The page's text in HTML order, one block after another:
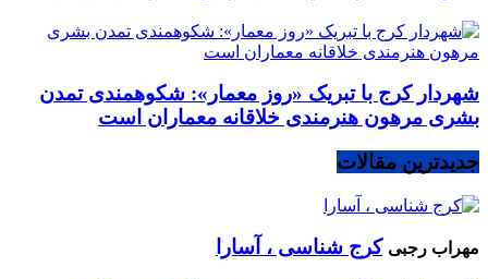
شهردار کرج با تبریک «روز معمار»: شکوهمندی تمدن
بشری مرهون هنرمندی خلاقانه معماران است
جدیدترین مقالات
مهراب رجبی کرج شناسی ، آسارا